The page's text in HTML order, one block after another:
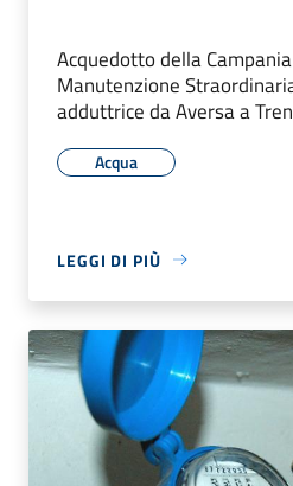
Acquedotto della
Manutenzione
adduttrice da Aversa a
Acqua
LEGGI DI PIÙ